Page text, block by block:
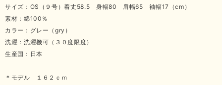
サイズ：OS（９号）着丈58.5 身幅80 肩幅65 袖幅17（cm）
素材：綿100％
カラー：グレー（gry）
洗濯：洗濯機可（３０度限度）
生産国：日本
＊モデル １６２ｃｍ